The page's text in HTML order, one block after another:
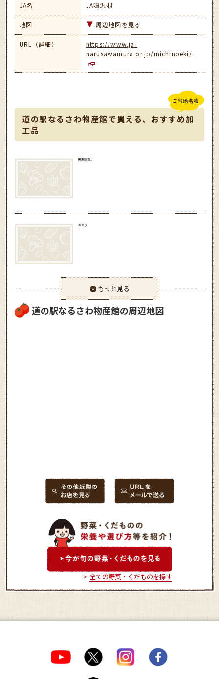
JA名 JA鳴沢村
地図 周辺地図を見る
URL（詳細）
https://www.ja-
narusawamura.or.jp/michinoeki/
道の駅なるさわ物産館で買える、おすすめ加
工品
鳴沢菜漬け
おやき
もっと見る
道の駅なるさわ物産館の周辺地図
全ての野菜・くだものを探す